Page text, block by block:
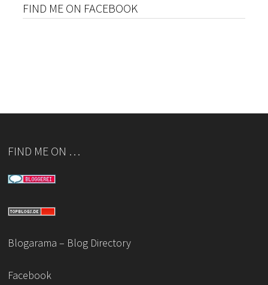
FIND ME ON FACEBOOK
FIND ME ON …
Blogarama – Blog Directory
Facebook